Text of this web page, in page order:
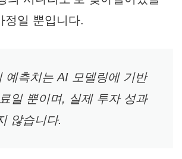
정일 뿐입니다.
예측치는 AI 모델링에 기반
일 뿐이며, 실제 투자 성과
않습니다.